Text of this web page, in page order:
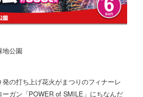
公園
の打ち上げ花火がまつりのフィナーレ
ガン「POWER of SMILE」にちなんだ